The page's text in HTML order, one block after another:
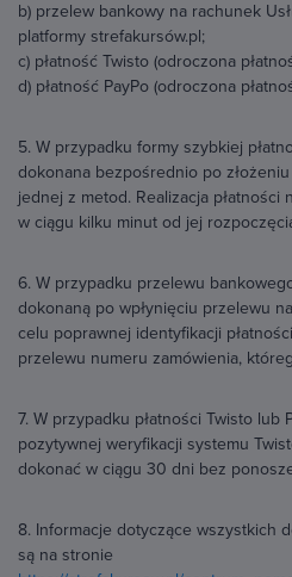
b) przelew bankowy na rachunek
platformy strefakursów.pl;
c) płatność Twisto (odroczona
d) płatność PayPo (odroczona
5. W przypadku formy szybkiej
dokonana bezpośrednio po
jednej z metod. Realizacja
w ciągu kilku minut od jej
6. W przypadku przelewu
dokonaną po wpłynięciu przelewu
celu poprawnej identyfikacji
przelewu numeru zamówienia,
7. W przypadku płatności Twisto
pozytywnej weryfikacji systemu
dokonać w ciągu 30 dni bez
8. Informacje dotyczące wszystkich
są na stronie